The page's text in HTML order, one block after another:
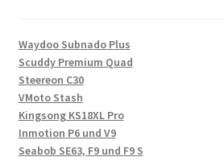
Waydoo Subnado Plus
Scuddy Premium Quad
Steereon C30
VMoto Stash
Kingsong KS18XL Pro
Inmotion P6 und V9
Seabob SE63, F9 und F9 S